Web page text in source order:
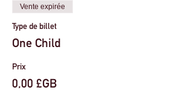
Vente expirée
Type de billet
One Child
Prix
0,00 £GB